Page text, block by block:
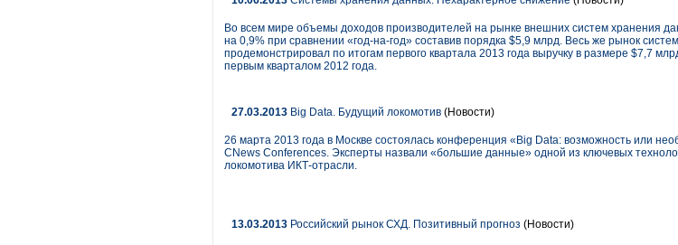
Во всем мире объемы доходов производителей на рынке внешних систем хранения
на 0,9% при сравнении «год-на-год» составив порядка $5,9 млрд. Весь же рынок
продемонстрировал по итогам первого квартала 2013 года выручку в размере $7,7
первым кварталом 2012 года.
27.03.2013 Big Data. Будущий локомотив (Новости)
26 марта 2013 года в Москве состоялась конференция «Big Data: возможность или
CNews Conferences. Эксперты назвали «большие данные» одной из ключевых
локомотива ИКТ-отрасли.
13.03.2013 Российский рынок СХД. Позитивный прогноз (Новости)